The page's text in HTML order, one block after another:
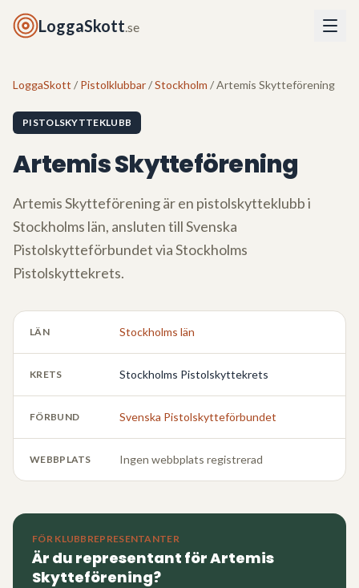
LoggaSkott.se
LoggaSkott / Pistolklubbar/Stockholm / Artemis Skytteförening
PISTOLSKYTTEKLUBB
Artemis Skytteförening
Artemis Skytteföreningär en pistolskytteklubb i
Stockholms län, ansluten till Svenska
Pistolskytteförbundet viaStockholms
Pistolskyttekrets.
LÄN Stockholms län
KRETS Stockholms Pistolskyttekrets
FÖRBUND Svenska Pistolskytteförbundet
WEBBPLATS Ingen webbplats registrerad
FÖR KLUBBREPRESENTANTER
Är du representant förArtemis
Skytteförening?